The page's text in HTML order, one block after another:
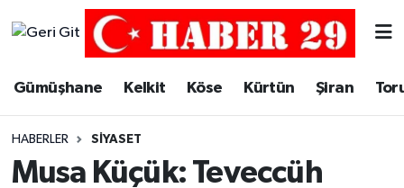
Gümüşhane Kelkit Köse Kürtün Şiran
HABERLER SIYASET
Musa Küçük: Teveccüh
Merkez Trafik Yoğunluk Haritası
Süper Lig Puan Durumu ve Fikstür